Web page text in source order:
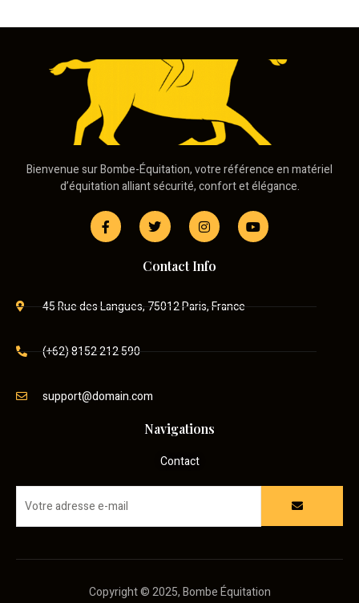
Bienvenue sur Bombe-Équitation, votre référence en matériel
d’équitation alliant sécurité, confort et élégance.
Contact Info
45 Rue des Langues, 75012 Paris, France
(+62) 8152 212 590
support@domain.com
Navigations
Contact
Copyright © 2025, Bombe Équitation